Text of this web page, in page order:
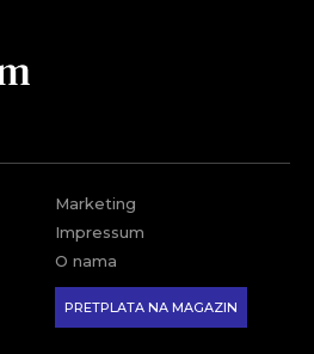
Marketing
Impressum
O nama
PRETPLATA NA MAGAZIN